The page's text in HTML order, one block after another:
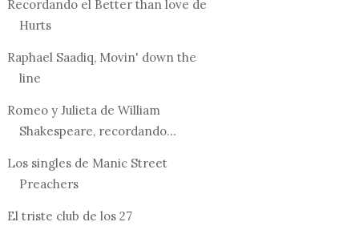
Recordando el Better than love de
Hurts
Raphael Saadiq, Movin' down the
line
Romeo y Julieta de William
Shakespeare, recordando...
Los singles de Manic Street
Preachers
El triste club de los 27